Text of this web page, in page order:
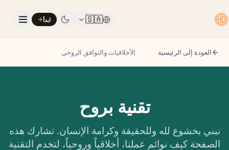
🇸🇦 ابدأ
العودة إلى الرئيسية الأخلاقيات والتوافق الروحي
تقنية بروح
نبني بخشوع لله وللحقيقة وكرامة الإنسان. تشارك هذه
الصفحة كيف نوائم عملنا، أخلاقياً وروحياً، لتخدم التقنية